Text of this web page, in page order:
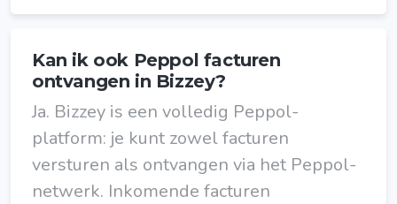
Kan ik ook Peppol facturen
ontvangen in Bizzey?
Ja. Bizzey is een volledig Peppol-
platform: je kunt zowel facturen
versturen als ontvangen via het Peppol-
netwerk. Inkomende facturen